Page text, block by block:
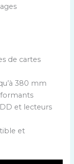
de cartes
380 mm
et lecteurs
et